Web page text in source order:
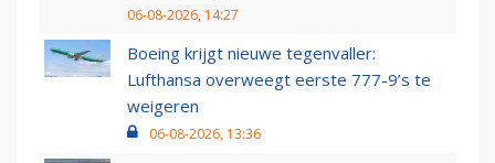
06-08-2026, 14:27
Boeing krijgt nieuwe tegenvaller:
Lufthansa overweegt eerste 777-9’s te
weigeren
06-08-2026, 13:36